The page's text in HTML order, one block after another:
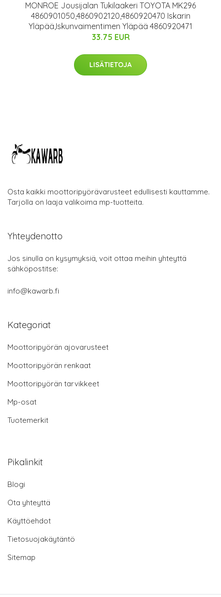
MONROE Jousijalan Tukilaakeri TOYOTA MK296
4860901050,4860902120,4860920470 Iskarin
Yläpää,Iskunvaimentimen Yläpää 4860920471
33.75 EUR
LISÄTIETOJA
Osta kaikki moottoripyörävarusteet edullisesti kauttamme.
Tarjolla on laaja valikoima mp-tuotteita.
Yhteydenotto
Jos sinulla on kysymyksiä, voit ottaa meihin yhteyttä
sähköpostitse:
info@kawarb.fi
Kategoriat
Moottoripyörän ajovarusteet
Moottoripyörän renkaat
Moottoripyörän tarvikkeet
Mp-osat
Tuotemerkit
Pikalinkit
Blogi
Ota yhteyttä
Käyttöehdot
Tietosuojakäytäntö
Sitemap